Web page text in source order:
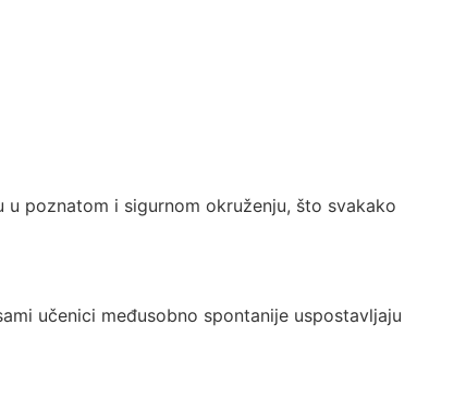
poznatom i sigurnom okruženju, što svakako
učenici međusobno spontanije uspostavljaju